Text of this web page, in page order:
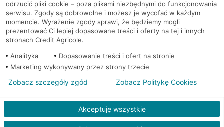
Mapa serwisu
PolitykaCookies
© 2026 Credit Agricole Bank Polska S.A. Wszelkie prawa zastrzeżone
odrzucić pliki cookie – poza plikami niezbędnymi do funkcjonowania
serwisu. Zgody są dobrowolne i możesz je wycofać w każdym
momencie. Wyrażenie zgody sprawi, że będziemy mogli
prezentować Ci lepiej dopasowane treści i oferty na tej i innych
stronach Credit Agricole.
Analityka
Dopasowanie treści i ofert na stronie
Marketing wykonywany przez strony trzecie
Akceptuję wszystkie
Zobacz szczegóły zgód Zobacz Politykę Cookies